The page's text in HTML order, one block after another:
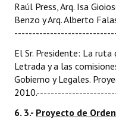
Raúl Press, Arq. Isa
Benzo y Arq. Alberto
El Sr. Presidente: La
Letrada y a las
Gobierno y Legales.
6. 3.- Proyecto de